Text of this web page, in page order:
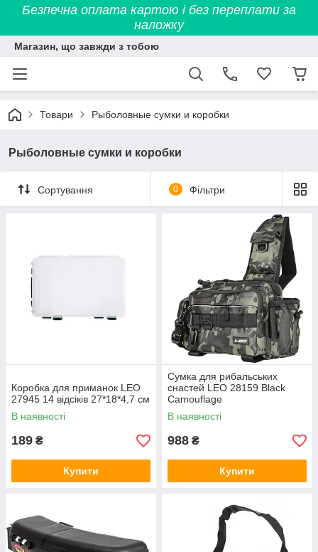
Безпечна оплата картою і без переплати за
наложку
Магазин, що завжди з тобою
Товари Рыболовные сумки и коробки
Рыболовные сумки и коробки
Сортування 0 Фільтри
Коробка для приманок LEO
27945 14 відсіків 27*18*4,7 см
В наявності
189 ₴
Купити
Сумка для рибальських
снастей LEO 28159 Black
Camouflage
В наявності
988 ₴
Купити